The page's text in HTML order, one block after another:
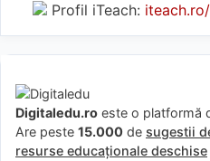
Profil iTeach:
Digitaledu.ro este o platformă
Are peste 15.000 de sugestii
resurse educaționale deschise